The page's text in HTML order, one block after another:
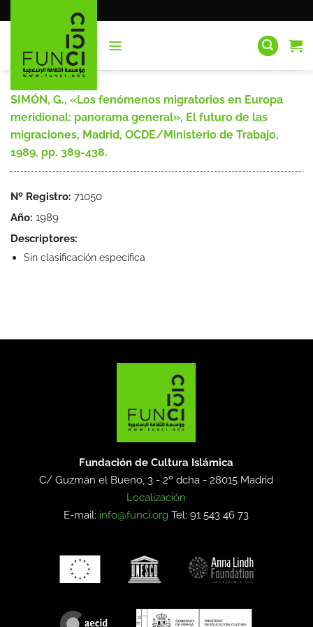
al
SIMÓN, G., «Los fenómenos migratorios en Europa
meridional: panorama general», El futuro de las
migraciones, Madrid, OCDE/Ministerio de Trabajo,
1989, pp. 389-438.
Nº Registro: 71050
Año: 1989
Descriptores:
Sin clasificación específica
Fundación de Cultura Islámica
C/ Guzmán el Bueno, 3 - 2º dcha -28015 Madrid
Localización
E-mail: info@funci.org Tel: 91 543 46 73